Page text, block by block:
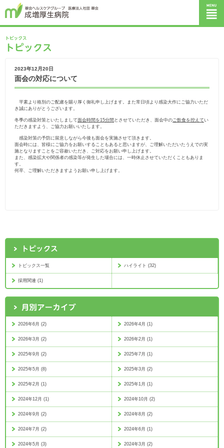
2023年12月20日
面会の対応について
平素より格別のご配慮を賜り厚く御礼申し上げます。また常日頃より感染大作にご協力いただ
き誠にありがとうございます。
冬季の感染対策といたしまして面会時間を15分間 とさせていただき、面会中の ご飲食を控えてい
ただきますよう、ご協力お願いいたします。
感染対策の予防に留意しながら今後も面会を実施させて頂きます。
面会時には、皆様にご協力をお願いすることもあると思いますが、ご理解いただいたうえでの実
施となりますことをご容赦いただき、ご対応をお願い申し上げます。
また、感染拡大や関係者の感染等が発生した場合には、一時休止させていただくこともありま
す。
何卒、ご理解いただきますようお願い申し上げます。
トピックス一覧 ハイライト (32)
採用関連 (1)
2026年6月 (2) 2026年4月 (1)
2026年3月 (2) 2026年2月 (1)
2025年9月 (2) 2025年7月 (1)
2025年5月 (8) 2025年3月 (2)
2025年2月 (1) 2025年1月 (1)
2024年12月 (1) 2024年10月 (2)
2024年9月 (2) 2024年8月 (2)
2024年7月 (2) 2024年6月 (1)
2024年5月 (3) 2024年3月 (2)